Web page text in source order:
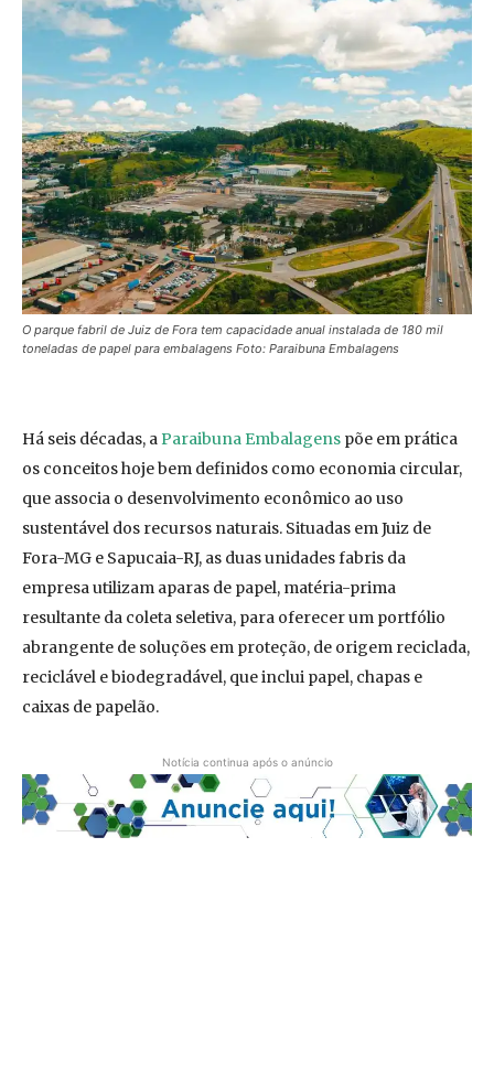
O parque fabril de Juiz de Fora tem capacidade anual instalada de 180 mil
toneladas de papel para embalagens Foto: Paraibuna Embalagens
Há seis décadas, aParaibuna Embalagens põe em prática
os conceitos hoje bem definidos como economia circular,
que associa o desenvolvimento econômico ao uso
sustentável dos recursos naturais. Situadas em Juiz de
Fora-MG e Sapucaia-RJ, as duas unidades fabris da
empresa utilizam aparas de papel, matéria-prima
resultante da coleta seletiva, para oferecer um portfólio
abrangente de soluções em proteção, de origem reciclada,
reciclável e biodegradável, que inclui papel, chapas e
caixas de papelão.
Notícia continua após o anúncio